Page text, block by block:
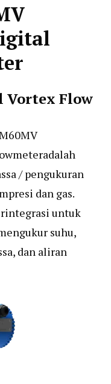
Flow
/ pengukuran
dan gas.
untuk
suhu,
dan aliran